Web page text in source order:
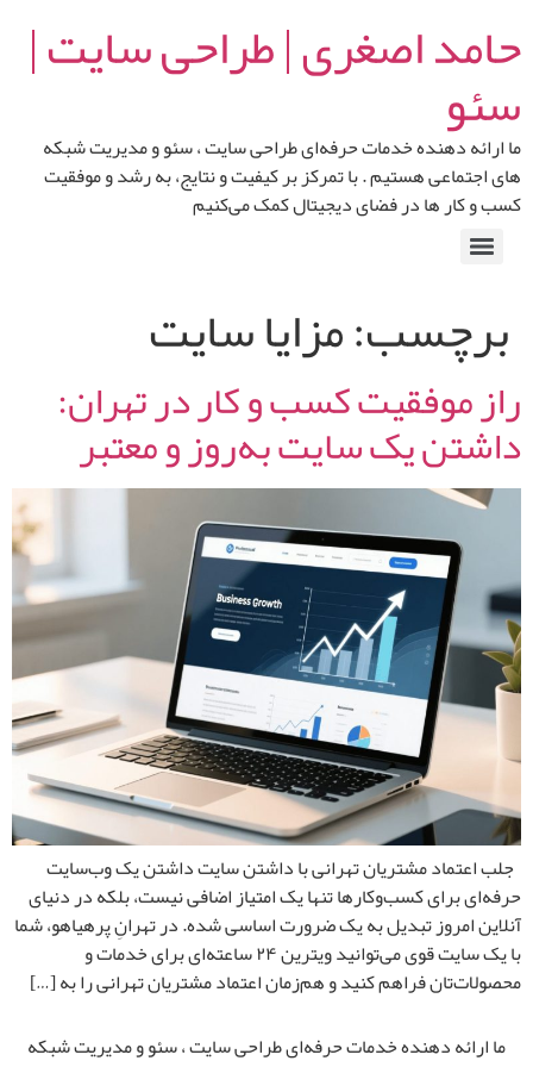
حامد اصغری | طراحی سایت |
سئو
ما ارائه‌ دهنده خدمات حرفه‌ای طراحی سایت ، سئو و مدیریت شبکه‌
های اجتماعی هستیم . با تمرکز بر کیفیت و نتایج، به رشد و موفقیت
کسب‌ و کار ها در فضای دیجیتال کمک می‌کنیم
برچسب:مزایا سایت
راز موفقیت کسب و کار در تهران:
داشتن یک سایت به‌روز و معتبر
جلب اعتماد مشتریان تهرانی با داشتن سایت داشتن یک وب‌سایت
حرفه‌ای برای کسب‌وکارها تنها یک امتیاز اضافی نیست، بلکه در دنیای
آنلاین امروز تبدیل به یک ضرورت اساسی شده. در تهرانِ پرهیاهو، شما
با یک سایت قوی می‌توانید ویترین ۲۴ ساعته‌ای برای خدمات و
محصولات‌تان فراهم کنید و هم‌زمان اعتماد مشتریان تهرانی را به […]
ما ارائه‌ دهنده خدمات حرفه‌ای طراحی سایت ، سئو و مدیریت شبکه‌